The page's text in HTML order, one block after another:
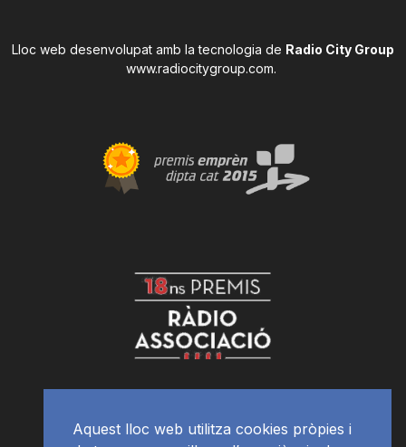
Lloc web desenvolupat amb la tecnologia de Radio City Group
www.radiocitygroup.com.
Aquest lloc web utilitza cookies pròpies i